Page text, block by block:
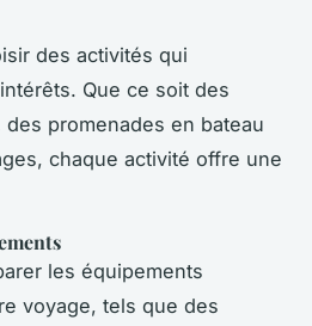
des activités qui
Que ce soit des
promenades en bateau
chaque activité offre une
les équipements
voyage, tels que des